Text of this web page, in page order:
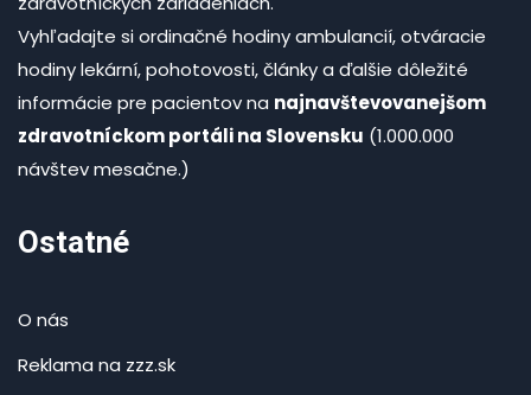
Vyhľadajte si ordinačné hodiny ambulancií, otváracie
hodiny lekární, pohotovosti, články a ďalšie dôležité
informácie pre pacientov na najnavštevovanejšom
zdravotníckom portáli na Slovensku (1.000.000
návštev mesačne.)
Ostatné
O nás
Reklama na zzz.sk